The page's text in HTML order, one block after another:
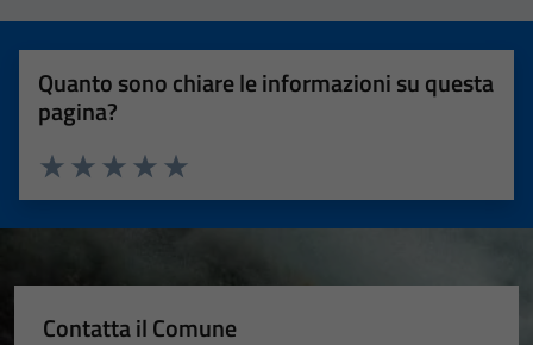
Quanto sono chiare le informazioni su questa
pagina?
Valuta 5 stelle su 5
Valuta 4 stelle su 5
Valuta 3 stelle su 5
Valuta 2 stelle su 5
Valuta 1 stelle su 5
Contatta il Comune